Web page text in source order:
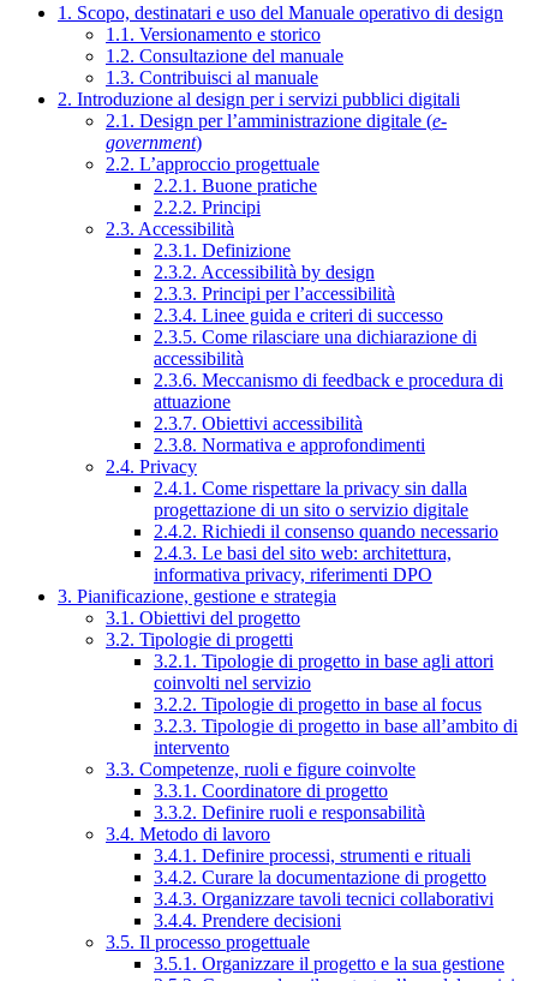
1. Scopo, destinatari e uso del Manuale operativo di design
1.1. Versionamento e storico
1.2. Consultazione del manuale
1.3. Contribuisci al manuale
2. Introduzione al design per i servizi pubblici digitali
2.1. Design per l’amministrazione digitale (e-
government)
2.2. L’approccio progettuale
2.2.1. Buone pratiche
2.2.2. Principi
2.3. Accessibilità
2.3.1. Definizione
2.3.2. Accessibilità by design
2.3.3. Principi per l’accessibilità
2.3.4. Linee guida e criteri di successo
2.3.5. Come rilasciare una dichiarazione di
accessibilità
2.3.6. Meccanismo di feedback e procedura di
attuazione
2.3.7. Obiettivi accessibilità
2.3.8. Normativa e approfondimenti
2.4. Privacy
2.4.1. Come rispettare la privacy sin dalla
progettazione di un sito o servizio digitale
2.4.2. Richiedi il consenso quando necessario
2.4.3. Le basi del sito web: architettura,
informativa privacy, riferimenti DPO
3. Pianificazione, gestione e strategia
3.1. Obiettivi del progetto
3.2. Tipologie di progetti
3.2.1. Tipologie di progetto in base agli attori
coinvolti nel servizio
3.2.2. Tipologie di progetto in base al focus
3.2.3. Tipologie di progetto in base all’ambito di
intervento
3.3. Competenze, ruoli e figure coinvolte
3.3.1. Coordinatore di progetto
3.3.2. Definire ruoli e responsabilità
3.4. Metodo di lavoro
3.4.1. Definire processi, strumenti e rituali
3.4.2. Curare la documentazione di progetto
3.4.3. Organizzare tavoli tecnici collaborativi
3.4.4. Prendere decisioni
3.5. Il processo progettuale
3.5.1. Organizzare il progetto e la sua gestione